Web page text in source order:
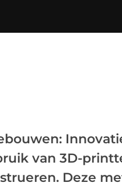
van 3D-
Deze